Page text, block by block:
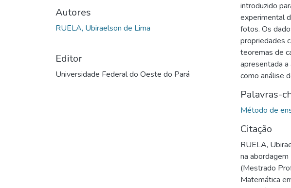
Autores
RUELA, Ubiraelson de Lima
Editor
Universidade Federal do Oeste do Pará
introduzido
experimental
fotos. Os
propriedades
teoremas de
apresentada
como análise
Palavras-
Método de
Citação
RUELA,
na
(Mestrado
Matemática